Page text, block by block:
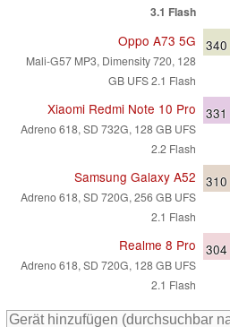
3.1 Flash
Oppo A73 5G
Mali-G57 MP3, Dimensity 720, 128
GB UFS 2.1 Flash
340
Xiaomi Redmi Note 10 Pro
Adreno 618, SD 732G, 128 GB UFS
2.2 Flash
331
Samsung Galaxy A52
Adreno 618, SD 720G, 256 GB UFS
2.1 Flash
310
Realme 8 Pro
Adreno 618, SD 720G, 128 GB UFS
2.1 Flash
304